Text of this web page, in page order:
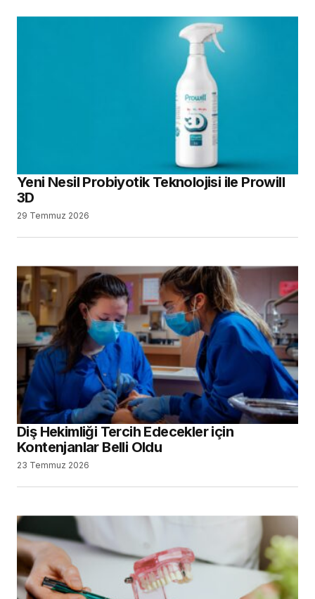
Yeni Nesil Probiyotik Teknolojisi ile Prowill
3D
29 Temmuz 2026
Diş Hekimliği Tercih Edecekler için
Kontenjanlar Belli Oldu
23 Temmuz 2026